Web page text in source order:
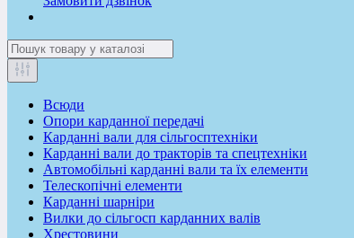
Всюди
Опори карданної передачі
Карданні вали для сільгосптехніки
Карданні вали до тракторів та спецтехніки
Автомобільні карданні вали та їх елементи
Телескопічні елементи
Карданні шарніри
Вилки до сільгосп карданних валів
Хрестовини